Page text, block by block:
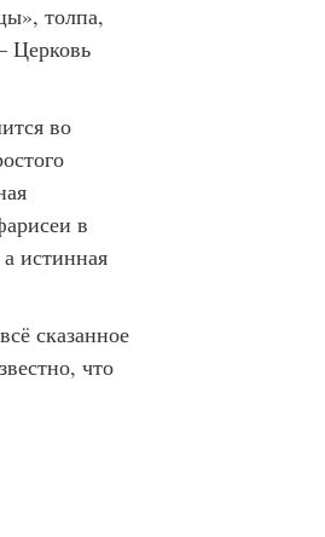
толпа,
Церковь
во
в
истинная
сказанное
что